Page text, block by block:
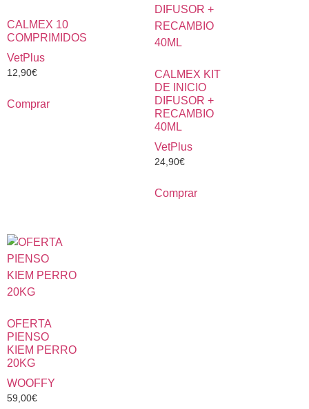
CALMEX 10
COMPRIMIDOS
VetPlus
12,90€
Comprar
CALMEX KIT
DE INICIO
DIFUSOR +
RECAMBIO
40ML
VetPlus
24,90€
Comprar
OFERTA
PIENSO
KIEM PERRO
20KG
WOOFFY
59,00€